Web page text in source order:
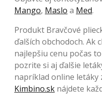
Mango, Maslo a Med.
Produkt Bravčové
ďalších obchodoch. Ak
najlepšiu cenu počas
pozrite si aj ďalšie
napríklad online letáky
Kimbino.sk nájdete